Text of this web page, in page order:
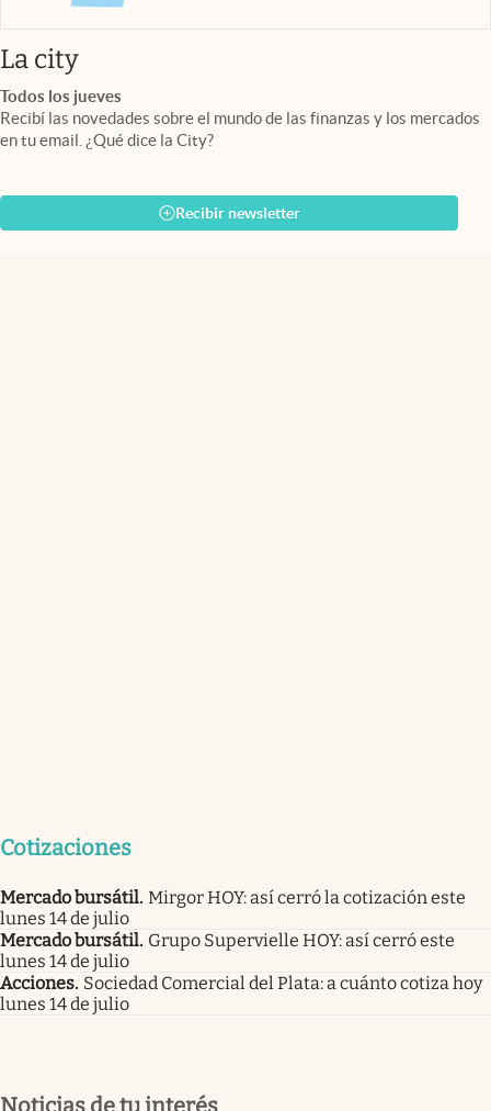
La cityabre en nueva pestaña
Todos los jueves
Recibí las novedades sobre el mundo de las finanzas y los mercados
en tu email. ¿Qué dice la City?
Recibir newsletter
Cotizaciones
Mercado bursátil. Mirgor HOY: así cerró la cotización este
lunes 14 de julio
Mercado bursátil. Grupo Supervielle HOY: así cerró este
lunes 14 de julio
Acciones. Sociedad Comercial del Plata: a cuánto cotiza hoy
lunes 14 de julio